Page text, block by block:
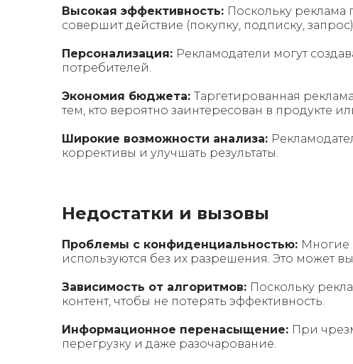
Высокая эффективность: Поскольку реклама
совершит действие (покупку, подписку,
Персонализация: Рекламодатели могут
потребителей.
Экономия бюджета: Таргетированная
тем, кто вероятно заинтересован в продукте
Широкие возможности анализа:
коррективы и улучшать результаты.
Недостатки и вызовы
Проблемы с конфиденциальностью: Многие
используются без их разрешения. Это может
Зависимость от алгоритмов: Поскольку
контент, чтобы не потерять эффективность.
Информационное перенасыщение: При
перегрузку и даже разочарование.